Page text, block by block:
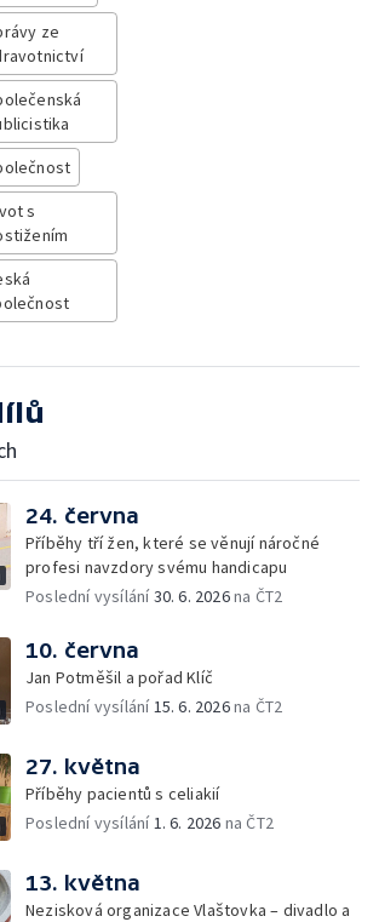
ze
s
24. června
Příběhy tří žen, které se věnují náročné
profesi navzdory svému handicapu
Poslední vysílání30. 6. 2026na ČT2
10. června
Jan Potměšil a pořad Klíč
Poslední vysílání15. 6. 2026na ČT2
27. května
Příběhy pacientů s celiakií
Poslední vysílání1. 6. 2026 na ČT2
13. května
Nezisková organizace Vlaštovka – divadlo a